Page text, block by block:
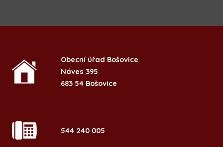
Obecní úřad Bošovice
Náves 395
683 54 Bošovice
544 240 005